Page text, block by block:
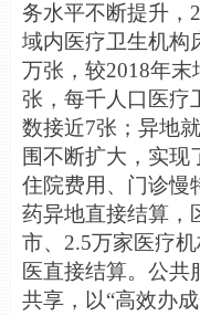
务水平不断提升，
域内医疗卫生机构
万张，较2018年末
张，每千人口医疗
数接近7张；异地
围不断扩大，实现
住院费用、门诊慢
药异地直接结算，
市、2.5万家医疗
医直接结算。公共
共享，以“高效办